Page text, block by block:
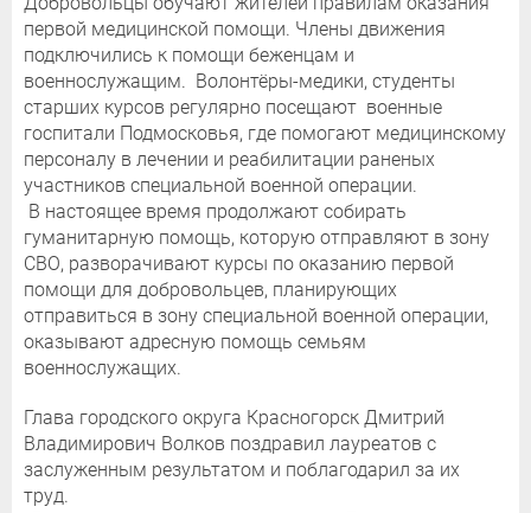
первой медицинской помощи. Члены движения
подключились к помощи беженцам и
военнослужащим. Волонтёры-медики, студенты
старших курсов регулярно посещают военные
госпитали Подмосковья, где помогают медицинскому
персоналу в лечении и реабилитации раненых
участников специальной военной операции.
В настоящее время продолжают собирать
гуманитарную помощь, которую отправляют в зону
СВО, разворачивают курсы по оказанию первой
помощи для добровольцев, планирующих
отправиться в зону специальной военной операции,
оказывают адресную помощь семьям
военнослужащих.
Глава городского округа Красногорск Дмитрий
Владимирович Волков поздравил лауреатов с
заслуженным результатом и поблагодарил за их
труд.